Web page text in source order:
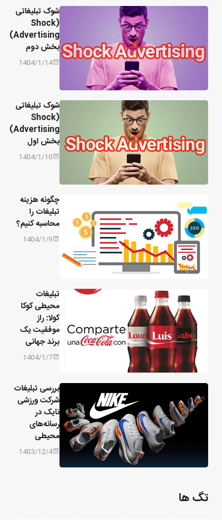
شوک تبلیغاتی
(Shock
Advertising)
بخش دوم
1404/1/14
شوک تبلیغاتی
(Shock
Advertising)
بخش اول
1404/1/10
چگونه هزینه
تبلیغات را
محاسبه کنیم؟
1404/1/9
تبلیغات
محیطی کوکا
کولا: راز
موفقیت یک
برند جهانی
1404/1/7
بررسی تبلیغات
شرکت ورزشی
نایک در
رسانه‌های
محیطی
1403/12/4
تگ ها